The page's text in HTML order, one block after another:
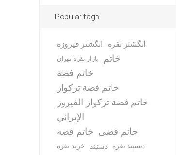
Popular tags
انگشتر فیروزه انگشتر نقره
بازار نقره تهران
خاتم
خاتم فضة
خاتم فضة تركواز
خاتم فضة تركواز الفيروز
الإيراني
خاتم فضه خاتم فضی
خرید نقره دستبند دستبند نقره